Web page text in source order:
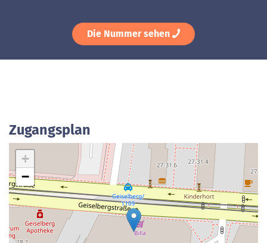
Die Nummer sehen
Zugangsplan
+
−